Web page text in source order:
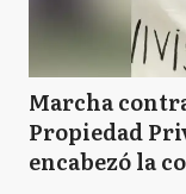
Marcha
Propiedad
encabezó la